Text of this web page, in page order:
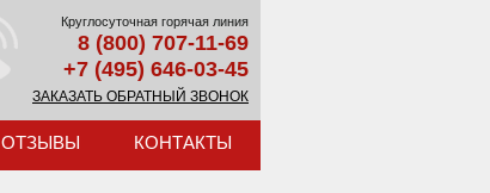
Круглосуточная горячая линия
8 (800) 707-11-69
+7 (495) 646-03-45
ЗАКАЗАТЬ ОБРАТНЫЙ ЗВОНОК
ОТЗЫВЫ КОНТАКТЫ